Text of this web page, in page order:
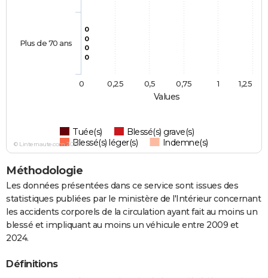
Values
0
0
0
0
Tuée(s)
Blessé(s) grave(s)
Blessé(s) léger(s)
Indemne(s)
Plus de 70 ans
0 1
0,25 0,5 0,75 1,25
© Linternaute.com 2026
Méthodologie
Les données présentées dans ce service sont issues des
statistiques publiées par le ministère de l'Intérieur concernant
les accidents corporels de la circulation ayant fait au moins un
blessé et impliquant au moins un véhicule entre 2009 et
2024.
Définitions